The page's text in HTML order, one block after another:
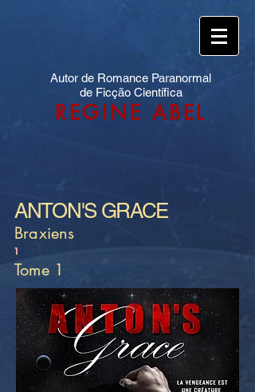
Autor de Romance Paranormal
de Ficção Científica
REGINE ABEL
ANTON'S GRACE
Braxiens
1
Tome 1